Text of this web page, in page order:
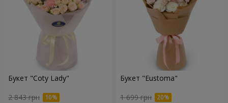
Букет "Coty Lady"
2 843 грн
Букет "Eustoma"
1 699 грн